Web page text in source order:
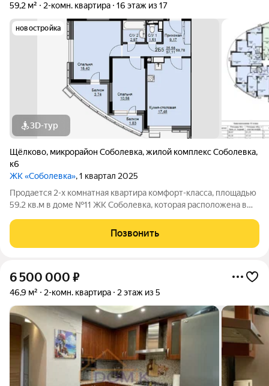
59,2 м²
2-комн. квартира 16 этаж из 17
новостройка
3D-тур
Щёлково, микрорайон Соболевка,жилой комплекс Соболевка,
к6
ЖК «Соболевка», 1 квартал 2025
Продается 2-х комнатная квартира комфорт-класса, площадью
59.2 кв.м в доме №11 ЖК Соболевка, которая расположена в
Щёлково рядом с парковой зоной.
Позвонить
6 500 000 ₽
46,9 м² 2-комн. квартира 2 этаж из 5